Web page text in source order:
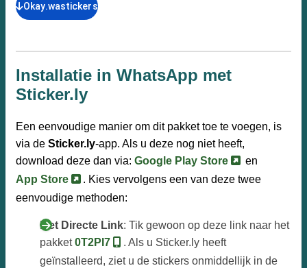
Okay.wastickers
Installatie in WhatsApp met
Sticker.ly
Een eenvoudige manier om dit pakket toe te voegen, is
via de Sticker.ly-app. Als u deze nog niet heeft,
download deze dan via: Google Play Store
en
App Store
. Kies vervolgens een van deze twee
eenvoudige methoden:
Met Directe Link: Tik gewoon op deze link naar het
pakket0T2PI7
. Als u Sticker.ly heeft
geïnstalleerd, ziet u de stickers onmiddellijk in de